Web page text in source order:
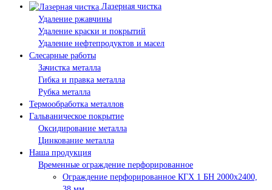
Лазерная чистка
Удаление ржавчины
Удаление краски и покрытий
Удаление нефтепродуктов и масел
Слесарные работы
Зачистка металла
Гибка и правка металла
Рубка металла
Термообработка металлов
Гальваническое покрытие
Оксидирование металла
Цинкование металла
Наша продукция
Временные ограждение перфорированное
Ограждение перфорированное КГХ 1 БН 2000х2400,